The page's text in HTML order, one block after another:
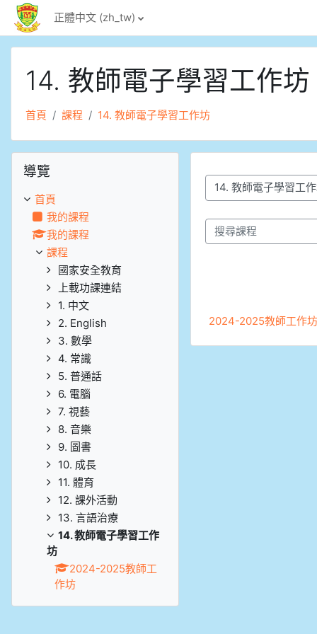
跳至主內容
正體中文 ‎(zh_tw)‎
14. 教師電子學習工作坊
首頁 課程 14. 教師電子學習工作坊
課程類別
搜尋課程
2024-2025教師工作坊
導覽
首頁
我的課程
我的課程
課程
國家安全教育
上載功課連結
1. 中文
2. English
3. 數學
4. 常識
5. 普通話
6. 電腦
7. 視藝
8. 音樂
9. 圖書
10. 成長
11. 體育
12. 課外活動
13. 言語治療
14. 教師電子學習工作
坊
2024-2025教師工
作坊